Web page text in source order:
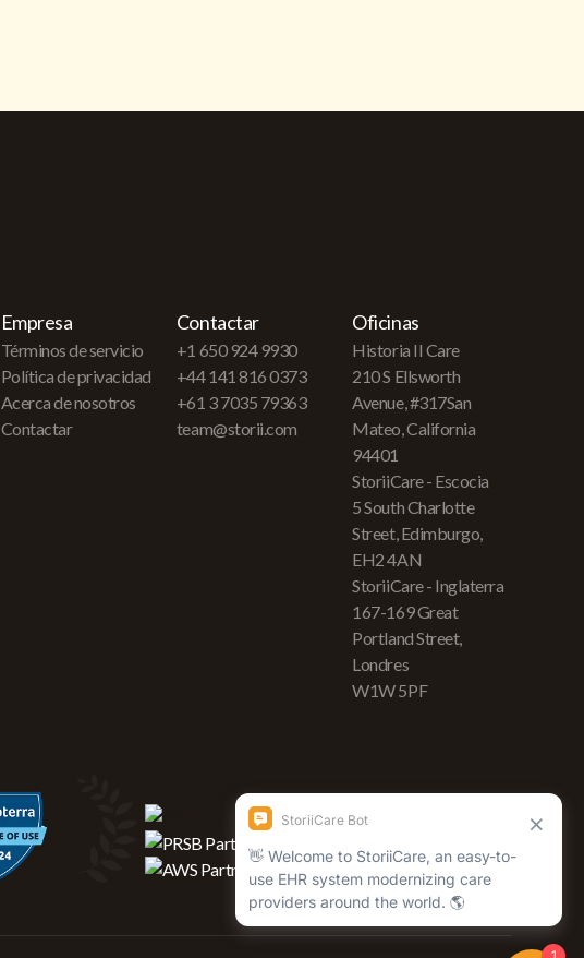
Empresa
Términos de servicio
Política de privacidad
Acerca de nosotros
Contactar
Contactar
+1 650 924 9930
+44 141 816 0373
+61 3 7035 79363
team@storii.com
Oficinas
Historia II Care
210 S Ellsworth
Avenue, #317San
Mateo, California
94401
StoriiCare - Escocia
5 South Charlotte
Street, Edimburgo,
EH2 4AN
StoriiCare - Inglaterra
167-169 Great
Portland Street,
Londres
W1W 5PF